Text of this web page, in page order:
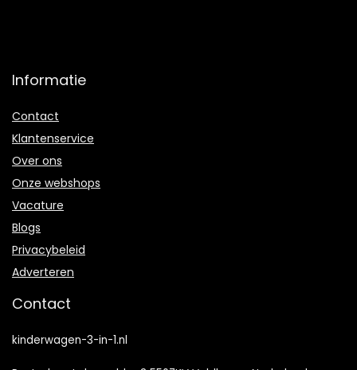
Informatie
Contact
Klantenservice
Over ons
Onze webshops
Vacature
Blogs
Privacybeleid
Adverteren
Contact
kinderwagen-3-in-1.nl